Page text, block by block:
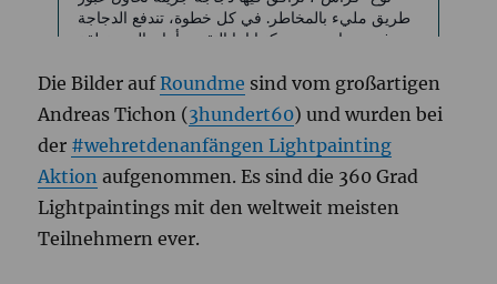
Die Bilder aufRoundme sind vom großartigen
Andreas Tichon (3hundert60) und wurden bei
der #wehretdenanfängen Lightpainting
Aktion aufgenommen. Es sind die 360 Grad
Lightpaintings mit den weltweit meisten
Teilnehmern ever.